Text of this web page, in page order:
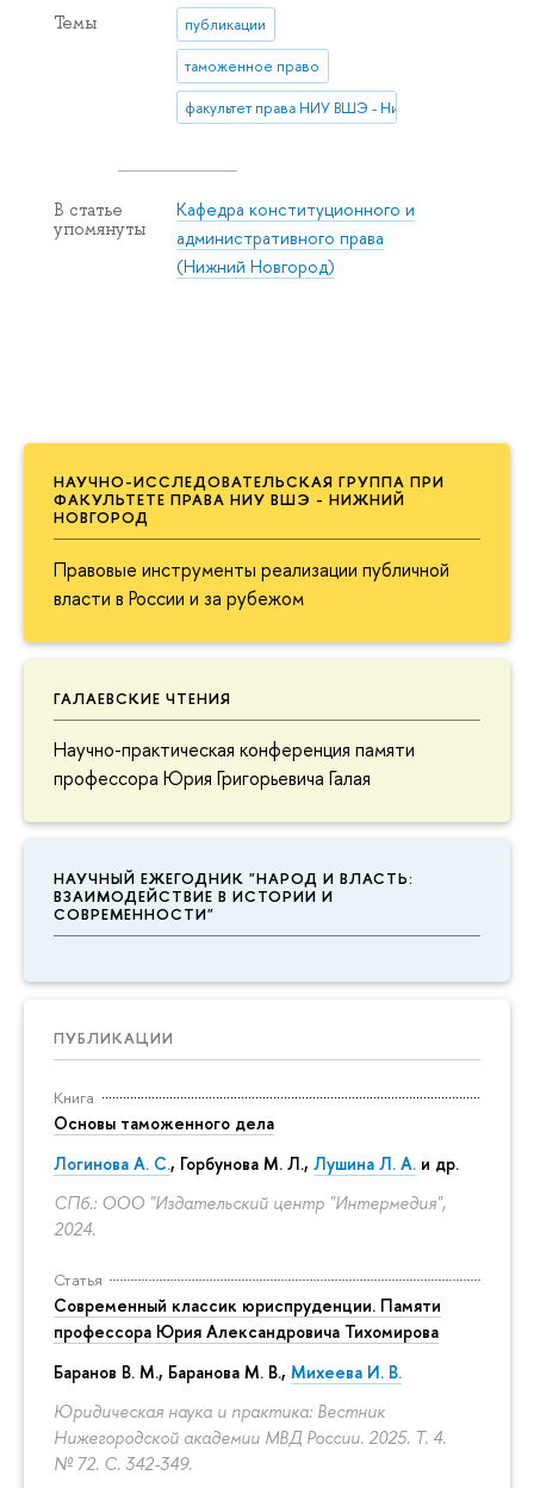
НАУЧНО-ИССЛЕДОВАТЕЛЬСКАЯ ГРУППА ПРИ
ФАКУЛЬТЕТЕ ПРАВА НИУ ВШЭ - НИЖНИЙ
НОВГОРОД
Правовые инструменты реализации публичной
власти в России и за рубежом
ГАЛАЕВСКИЕ ЧТЕНИЯ
Научно-практическая конференция памяти
профессора Юрия Григорьевича Галая
НАУЧНЫЙ ЕЖЕГОДНИК "НАРОД И ВЛАСТЬ:
ВЗАИМОДЕЙСТВИЕ В ИСТОРИИ И
СОВРЕМЕННОСТИ"
ПУБЛИКАЦИИ
Книга
Основы таможенного дела
Логинова А. С., Горбунова М. Л., Лушина Л. А. и др.
СПб.: ООО "Издательский центр "Интермедия",
2024.
Статья
Современный классик юриспруденции. Памяти
профессора Юрия Александровича Тихомирова
Баранов В. М., Баранова М. В., Михеева И. В.
Юридическая наука и практика: Вестник
Нижегородской академии МВД России. 2025. Т. 4.
№ 72. С. 342-349.
Темы публикации
таможенное право
факультет права НИУ ВШЭ - Нижний Новгород
В статье
упомянуты
Кафедра конституционного и
административного права
(Нижний Новгород)